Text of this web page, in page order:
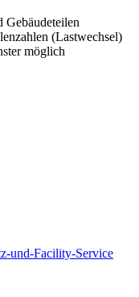
Gebäudeteilen
(Lastwechsel)
möglich